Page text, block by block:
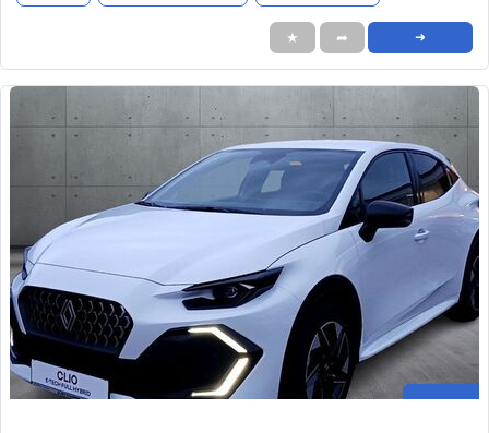
★ ➦ ➜